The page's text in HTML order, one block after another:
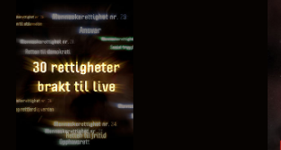
SE